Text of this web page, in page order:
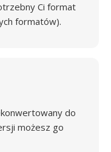
Ci format
formatów).
do
możesz go